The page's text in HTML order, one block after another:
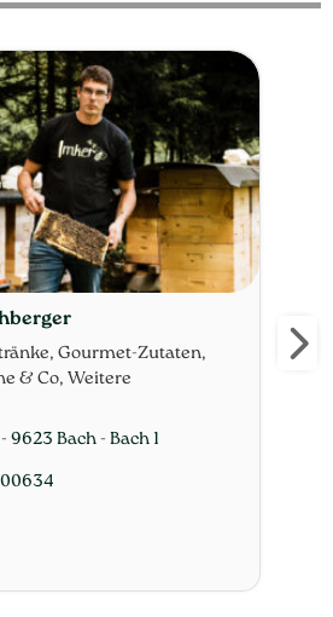
Gourmet-Zutaten,
& Co, Weitere
9623 Bach - Bach 1